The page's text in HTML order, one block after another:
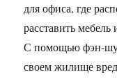
для офиса, где
расставить
С помощью фэн-
своем жилище